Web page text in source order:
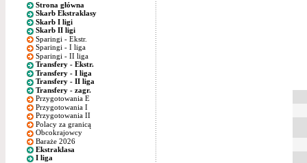
Strona główna
Skarb Ekstraklasy
Skarb I ligi
Skarb II ligi
Sparingi - Ekstr.
Sparingi - I liga
Sparingi - II liga
Transfery - Ekstr.
Transfery - I liga
Transfery - II liga
Transfery - zagr.
Przygotowania E
Przygotowania I
Przygotowania II
Polacy za granicą
Obcokrajowcy
Baraże 2026
Ekstraklasa
I liga